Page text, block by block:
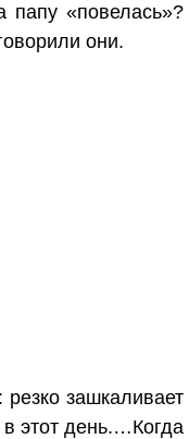
папу «повелась»?
они.
зашкаливает
этот день.…Когда